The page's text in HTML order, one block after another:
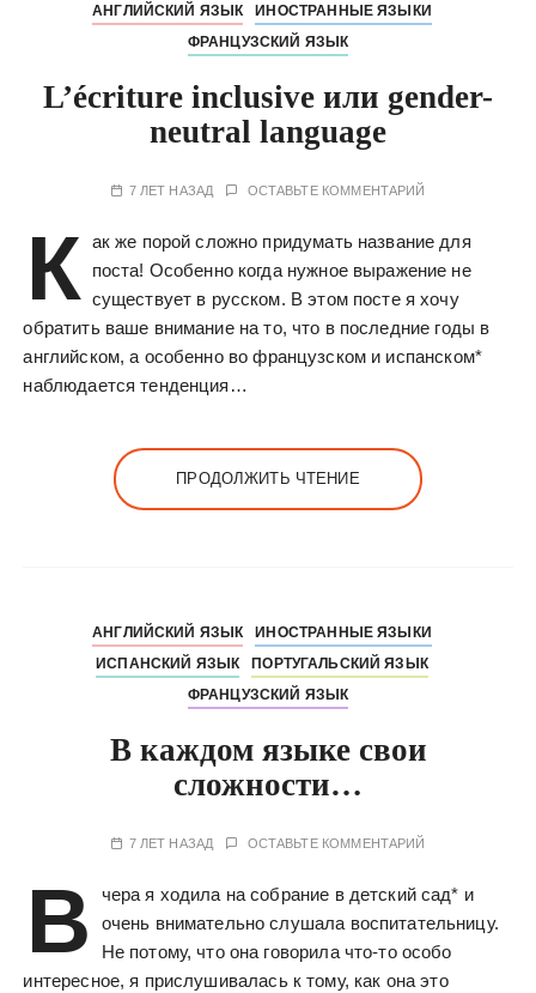
АНГЛИЙСКИЙ ЯЗЫК
ИНОСТРАННЫЕ ЯЗЫКИ
ФРАНЦУЗСКИЙ ЯЗЫК
L’écriture inclusive или gender-
neutral language
7 ЛЕТ НАЗАД ОСТАВЬТЕ КОММЕНТАРИЙ
К ак же порой сложно придумать название для
поста! Особенно когда нужное выражение не
существует в русском. В этом посте я хочу
обратить ваше внимание на то, что в последние годы в
английском, а особенно во французском и испанском*
наблюдается тенденция…
ПРОДОЛЖИТЬ ЧТЕНИЕ
АНГЛИЙСКИЙ ЯЗЫК
ИНОСТРАННЫЕ ЯЗЫКИ
ИСПАНСКИЙ ЯЗЫК
ПОРТУГАЛЬСКИЙ ЯЗЫК
ФРАНЦУЗСКИЙ ЯЗЫК
В каждом языке свои
сложности…
7 ЛЕТ НАЗАД ОСТАВЬТЕ КОММЕНТАРИЙ
В
чера я ходила на собрание в детский сад* и
очень внимательно слушала воспитательницу.
Не потому, что она говорила что-то особо
интересное, я прислушивалась к тому, как она это